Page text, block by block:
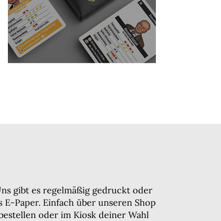
gibt es regelmäßig gedruckt oder
E-Paper. Einfach über unseren Shop
oder im Kiosk deiner Wahl